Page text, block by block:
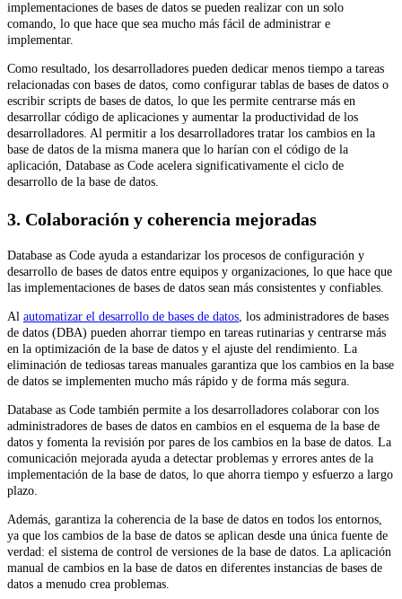
implementaciones de bases de datos se pueden realizar con un solo
comando, lo que hace que sea mucho más fácil de administrar e
implementar.
Como resultado, los desarrolladores pueden dedicar menos tiempo a tareas
relacionadas con bases de datos, como configurar tablas de bases de datos o
escribir scripts de bases de datos, lo que les permite centrarse más en
desarrollar código de aplicaciones y aumentar la productividad de los
desarrolladores. Al permitir a los desarrolladores tratar los cambios en la
base de datos de la misma manera que lo harían con el código de la
aplicación, Database as Code acelera significativamente el ciclo de
desarrollo de la base de datos.
3. Colaboración y coherencia mejoradas
Database as Code ayuda a estandarizar los procesos de configuración y
desarrollo de bases de datos entre equipos y organizaciones, lo que hace que
las implementaciones de bases de datos sean más consistentes y confiables.
Al automatizar el desarrollo de bases de datos, los administradores de bases
de datos (DBA) pueden ahorrar tiempo en tareas rutinarias y centrarse más
en la optimización de la base de datos y el ajuste del rendimiento. La
eliminación de tediosas tareas manuales garantiza que los cambios en la base
de datos se implementen mucho más rápido y de forma más segura.
Database as Code también permite a los desarrolladores colaborar con los
administradores de bases de datos en cambios en el esquema de la base de
datos y fomenta la revisión por pares de los cambios en la base de datos. La
comunicación mejorada ayuda a detectar problemas y errores antes de la
implementación de la base de datos, lo que ahorra tiempo y esfuerzo a largo
plazo.
Además, garantiza la coherencia de la base de datos en todos los entornos,
ya que los cambios de la base de datos se aplican desde una única fuente de
verdad: el sistema de control de versiones de la base de datos. La aplicación
manual de cambios en la base de datos en diferentes instancias de bases de
datos a menudo crea problemas.